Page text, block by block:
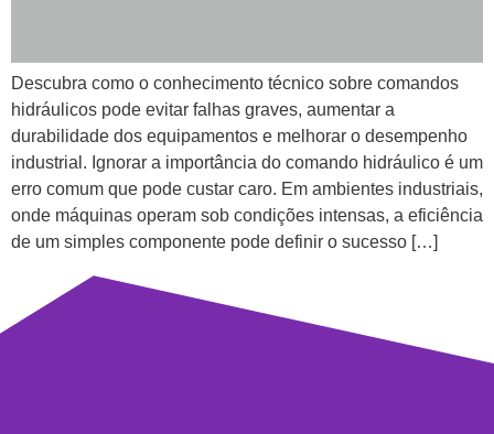
Descubra como o conhecimento técnico sobre comandos
hidráulicos pode evitar falhas graves, aumentar a
durabilidade dos equipamentos e melhorar o desempenho
industrial. Ignorar a importância do comando hidráulico é um
erro comum que pode custar caro. Em ambientes industriais,
onde máquinas operam sob condições intensas, a eficiência
de um simples componente pode definir o sucesso […]